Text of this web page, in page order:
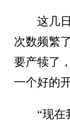
这几日
次数频繁
要产犊了
一个好的
“现在我